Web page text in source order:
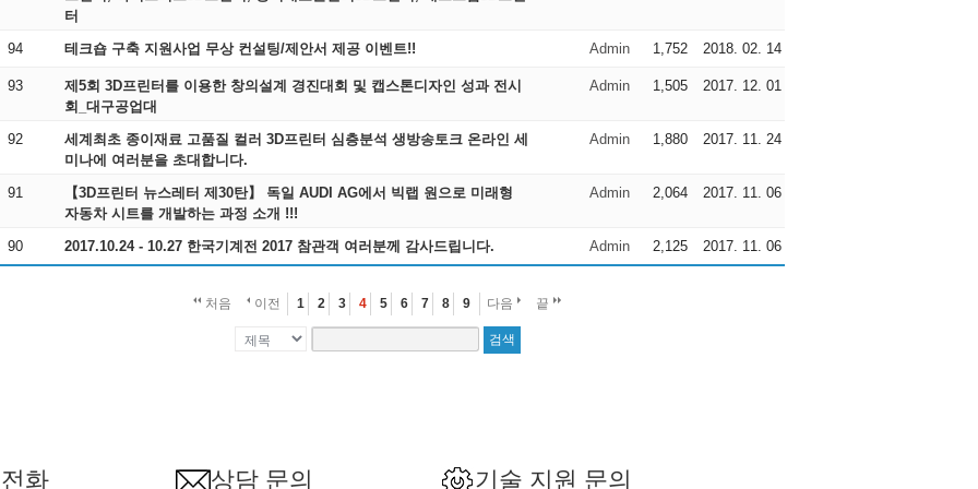
터
94 테크숍 구축 지원사업 무상 컨설팅/제안서 제공 이벤트!! Admin 1,752 2018. 02. 14
93
제5회 3D프린터를 이용한 창의설계 경진대회 및 캡스톤디자인 성과 전시
회_대구공업대
Admin 1,505 2017. 12. 01
92
세계최초 종이재료 고품질 컬러 3D프린터 심층분석 생방송토크 온라인 세
미나에 여러분을 초대합니다.
Admin 1,880 2017. 11. 24
91
【3D프린터 뉴스레터 제30탄】 독일 AUDI AG에서 빅랩 원으로 미래형
자동차 시트를 개발하는 과정 소개 !!!
Admin 2,064 2017. 11. 06
90 2017.10.24 - 10.27 한국기계전 2017 참관객 여러분께 감사드립니다. Admin 2,125 2017. 11. 06
처음 이전 1 2 3 4 5 6 7 8 9 다음 끝
화 상담 문의 기술 지원 문의